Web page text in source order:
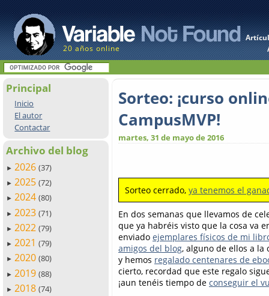
20 años online
Principal
Inicio
El autor
Contactar
Archivo del blog
► 2026 (37)
► 2025 (72)
► 2024 (80)
► 2023 (71)
► 2022 (79)
► 2021 (79)
► 2020 (80)
► 2019 (88)
► 2018 (74)
Sorteo: ¡curso
CampusMVP!
martes, 31 de mayo de 2016
Sorteo cerrado, ya tenemos el
En dos semanas que llevamos de
que ya habréis visto que la cosa va
enviado ejemplares físicos de mi
amigos del blog, alguno de ellos a
y hemos regalado centenares de
cierto, recordad que este regalo
¡aun tenéis tiempo de conseguir el